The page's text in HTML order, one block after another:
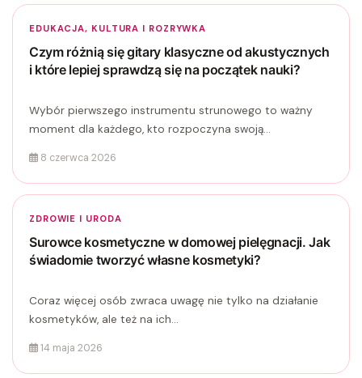
EDUKACJA, KULTURA I ROZRYWKA
Czym różnią się gitary klasyczne od akustycznych
i które lepiej sprawdzą się na początek nauki?
Wybór pierwszego instrumentu strunowego to ważny
moment dla każdego, kto rozpoczyna swoją...
8 czerwca 2026
ZDROWIE I URODA
Surowce kosmetyczne w domowej pielęgnacji. Jak
świadomie tworzyć własne kosmetyki?
Coraz więcej osób zwraca uwagę nie tylko na działanie
kosmetyków, ale też na ich...
14 maja 2026